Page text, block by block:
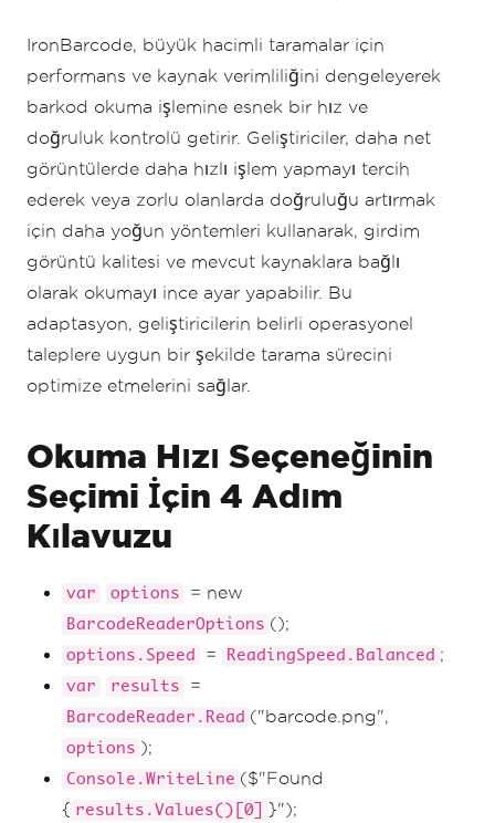
IronBarcode, büyük hacimli taramalar için
performans ve kaynak verimliliğini dengeleyerek
barkod okuma işlemine esnek bir hız ve
doğruluk kontrolü getirir. Geliştiriciler, daha net
görüntülerde daha hızlı işlem yapmayı tercih
ederek veya zorlu olanlarda doğruluğu artırmak
için daha yoğun yöntemleri kullanarak, girdim
görüntü kalitesi ve mevcut kaynaklara bağlı
olarak okumayı ince ayar yapabilir. Bu
adaptasyon, geliştiricilerin belirli operasyonel
taleplere uygun bir şekilde tarama sürecini
optimize etmelerini sağlar.
Okuma Hızı Seçeneğinin
Seçimi İçin 4 Adım
Kılavuzu
var options = new
BarcodeReaderOptions ();
options.Speed = ReadingSpeed.Balanced ;
var results =
BarcodeReader.Read ("barcode.png",
options );
Console.WriteLine ($"Found
{ results.Values()[0] }");